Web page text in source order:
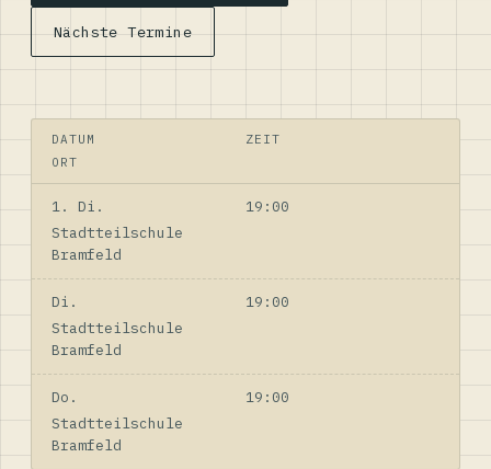
Nächste Termine
DATUM
ZEIT
ORT
1. Di.
19:00
Stadtteilschule
Bramfeld
Di.
19:00
Stadtteilschule
Bramfeld
Do.
19:00
Stadtteilschule
Bramfeld